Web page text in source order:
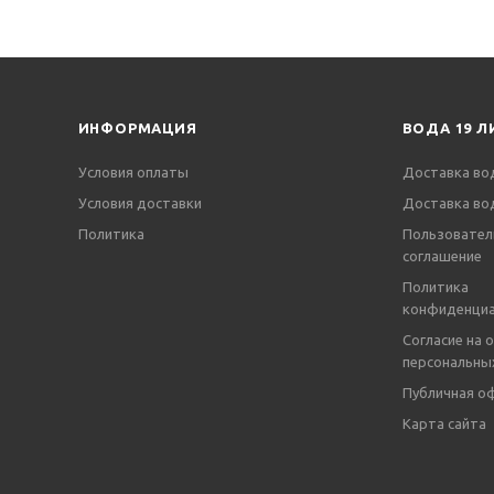
ИНФОРМАЦИЯ
Условия оплаты
Условия доставки
Политика
ВОДА 19
Доставка
Доставка
соглашение
Политика
Согласие на
Публичная
Карта сайта